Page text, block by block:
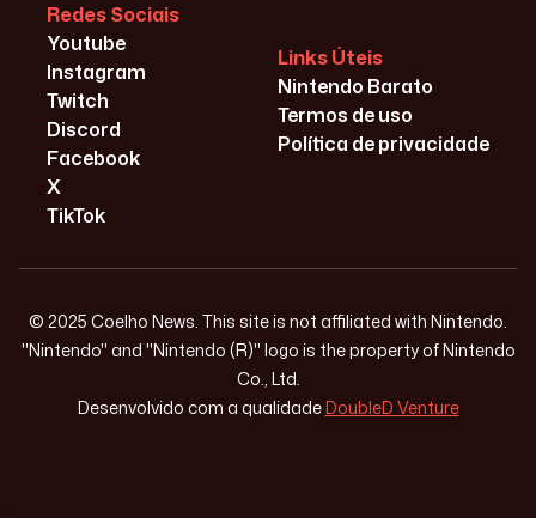
Redes Sociais
Youtube
Instagram
Twitch
Discord
Facebook
X
TikTok
Links Úteis
Nintendo Barato
Termos de uso
Política de privacidade
© 2025 Coelho News. This site is not affiliated with Nintendo.
"Nintendo" and "Nintendo (R)" logo is the property of Nintendo
Co., Ltd.
Desenvolvido com a qualidadeDoubleD Venture